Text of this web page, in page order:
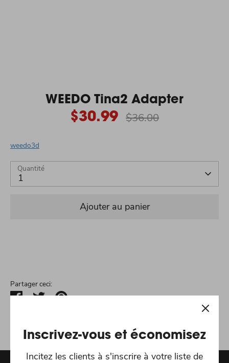
WEEDO Tina2 Adapter
$30.99
Prix
régulier
$36.00
weedo3d
Quantité
1
Ajouter au panier
Partager ceci:
PartagerTweeterÉpingler
Inscrivez-vous et économisez
Incitez les clients à s'inscrire à votre liste de